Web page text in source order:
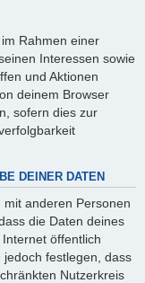
Rahmen einer
Interessen sowie
und Aktionen
deinem Browser
sofern dies zur
DEINER DATEN
anderen Personen
die Daten deines
öffentlich
festlegen, dass
Nutzerkreis